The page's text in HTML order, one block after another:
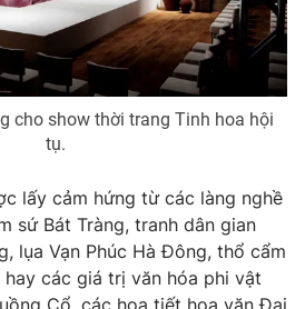
cho show thời trang Tinh hoa hội
tụ.
lấy cảm hứng từ các làng nghề
sứ Bát Tràng, tranh dân gian
lụa Vạn Phúc Hà Đông, thổ cẩm
các giá trị văn hóa phi vật